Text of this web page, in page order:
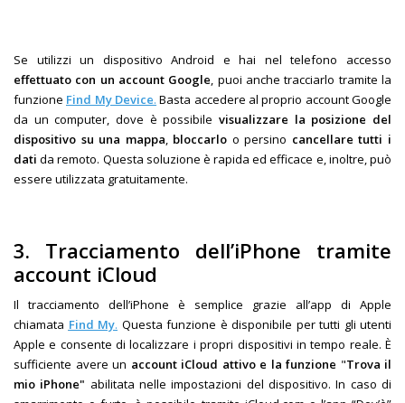
Se utilizzi un dispositivo Android e hai nel telefono accesso
effettuato con un account Google, puoi anche tracciarlo tramite la
funzione Find My Device. Basta accedere al proprio account Google
da un computer, dove è possibile visualizzare la posizione del
dispositivo su una mappa, bloccarlo o persino cancellare tutti i
datida remoto. Questa soluzione è rapida ed efficace e, inoltre, può
essere utilizzata gratuitamente.
3. Tracciamento dell’iPhone tramite
account iCloud
Il tracciamento dell’iPhone è semplice grazie all’app di Apple
chiamata Find My. Questa funzione è disponibile per tutti gli utenti
Apple e consente di localizzare i propri dispositivi in tempo reale. È
sufficiente avere un account iCloud attivo e la funzione "Trova il
mio iPhone" abilitata nelle impostazioni del dispositivo. In caso di